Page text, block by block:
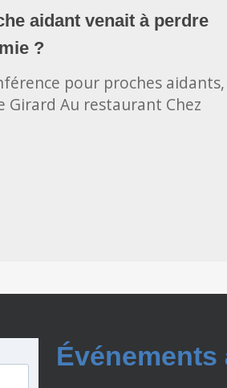
aidant venait à perdre
?
pour proches aidants,
Girard Au restaurant Chez
Événements